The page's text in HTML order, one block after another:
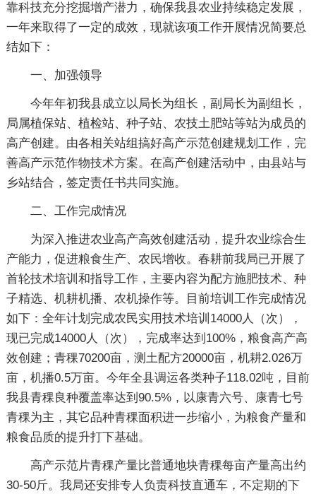
靠科技充分挖掘增产潜力，确保我县农业持续稳定发展，
一年来取得了一定的成效，现就该项工作开展情况简要总
结如下：
一、加强领导
今年年初我县成立以局长为组长，副局长为副组长，
局属植保站、植检站、种子站、农技土肥站等站为成员的
高产创建。由各相关站组搞好高产示范创建规划工作，完
善高产示范作物技术方案。在高产创建活动中，由县站与
乡站结合，签定责任书共同实施。
二、工作完成情况
为深入推进农业高产高效创建活动，提升农业综合生
产能力，促进粮食生产、农民增收。春耕前我局已开展了
首轮技术培训和指导工作，主要内容为配方施肥技术、种
子精选、机耕机播、农机操作等。目前培训工作完成情况
如下：全年计划完成农民实用技术培训14000人（次），
现已完成14000人（次），完成率达到100%，粮食高产高
效创建；青稞70200亩，测土配方20000亩，机耕2.026万
亩，机播0.5万亩。今年全县调运各类种子118.02吨，目前
我县青稞良种覆盖率达到90.5%，以康青六号、康青七号
青稞为主，其它品种青稞面积进一步缩小，为粮食产量和
粮食品质的提升打下基础。
高产示范片青稞产量比普通地块青稞每亩产量高出约
30-50斤。我局还安排专人负责科技直通车，不定期的下